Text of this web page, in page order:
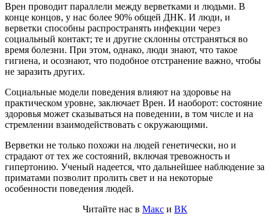
Врен проводит параллели между верветками и людьми. В
конце концов, у нас более 90% общей ДНК. И люди, и
верветки способны распространять инфекции через
социальный контакт; те и другие склонны отстраняться во
время болезни. При этом, однако, люди знают, что такое
гигиена, и осознают, что подобное отстранение важно, чтобы
не заразить других.
Социальные модели поведения влияют на здоровье на
практическом уровне, заключает Врен. И наоборот: состояние
здоровья может сказываться на поведении, в том числе и на
стремлении взаимодействовать с окружающими.
Верветки не только похожи на людей генетически, но и
страдают от тех же состояний, включая тревожность и
гипертонию. Ученый надеется, что дальнейшее наблюдение за
приматами позволит пролить свет и на некоторые
особенности поведения людей.
Читайте нас в Макс и ВК